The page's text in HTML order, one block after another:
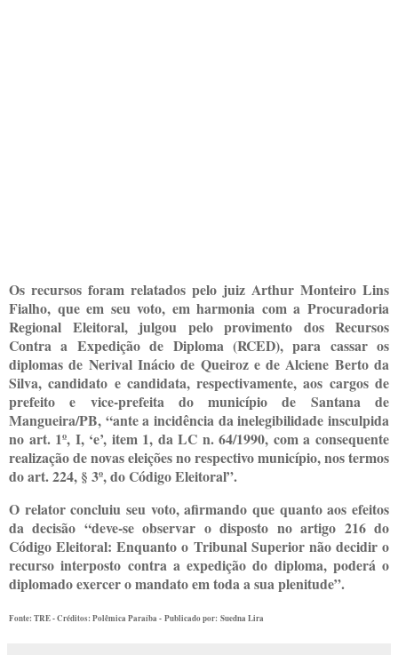
Os recursos foram relatados pelo juiz Arthur Monteiro Lins
Fialho, que em seu voto, em harmonia com a Procuradoria
Regional Eleitoral, julgou pelo provimento dos Recursos
Contra a Expedição de Diploma (RCED), para cassar os
diplomas de Nerival Inácio de Queiroz e de Alciene Berto da
Silva, candidato e candidata, respectivamente, aos cargos de
prefeito e vice-prefeita do município de Santana de
Mangueira/PB, “ante a incidência da inelegibilidade insculpida
no art. 1º, I, ‘e’, item 1, da LC n. 64/1990, com a consequente
realização de novas eleições no respectivo município, nos termos
do art. 224, § 3º, do Código Eleitoral”.
O relator concluiu seu voto, afirmando que quanto aos efeitos
da decisão “deve-se observar o disposto no artigo 216 do
Código Eleitoral: Enquanto o Tribunal Superior não decidir o
recurso interposto contra a expedição do diploma, poderá o
diplomado exercer o mandato em toda a sua plenitude”.
Fonte: TRE - Créditos: Polêmica Paraíba - Publicado por: Suedna Lira